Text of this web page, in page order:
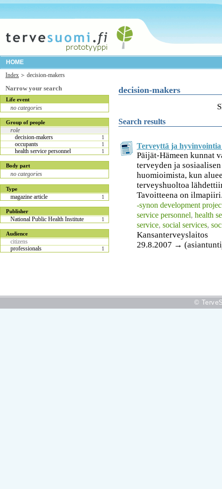
HOME
Index
decision-makers
Narrow your search
Life event
no categories
Group of people
role
decision-makers
1
occupants 1
health service personnel 1
Body part
no categories
Type
magazine article 1
Publisher
National Public Health Institute 1
Audience
citizens
professionals
1
decision-makers
Search results
Terveyttä ja hyvinvointia
Päijät-Hämeen kunnat
terveyden ja
huomioimista, kun
terveyshuoltoa
Tavoitteena on
-synon development
service personnel, health
service, social services,
Kansanterveyslaitos
29.8.2007 →
©